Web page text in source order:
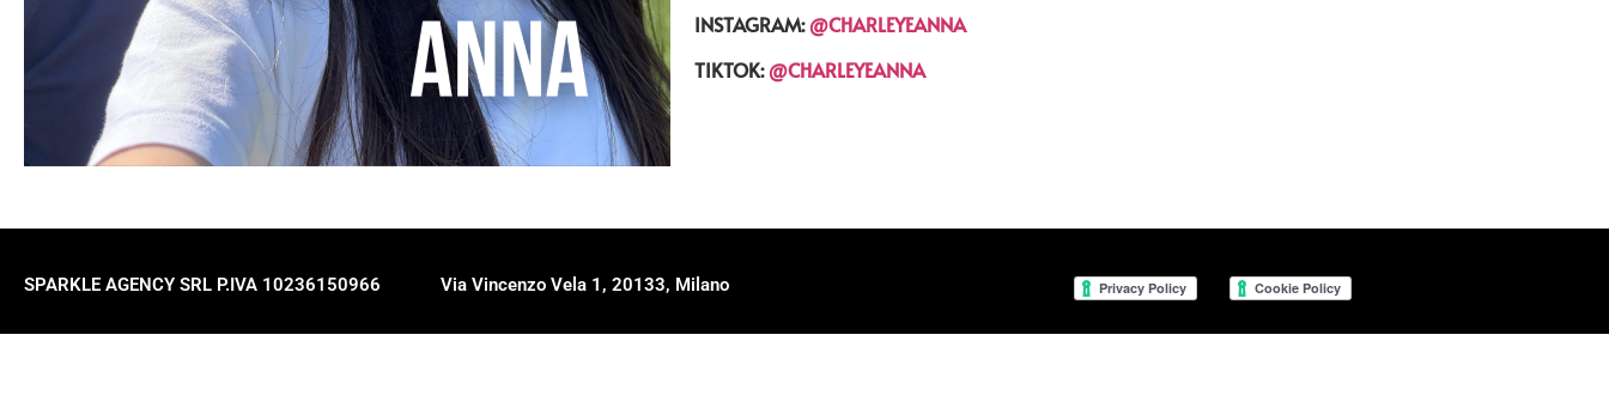
INSTAGRAM:@CHARLEYEANNA
TIKTOK:@CHARLEYEANNA
SPARKLE AGENCY SRL P.IVA 10236150966 Via Vincenzo Vela 1, 20133, Milano